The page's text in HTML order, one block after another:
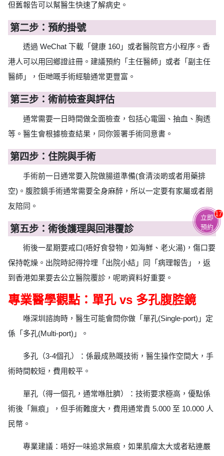
但舊報告可以幫醫生快速了解病史。
第二步：預約掛號
透過 WeChat 下載「健康 160」或者醫院官方小程序。香
港人可以用回鄉證註冊。建議預約「主任醫師」或者「副主任
醫師」，佢哋嘅手術經驗通常更豐富。
第三步：術前檢查與評估
通常需要一日時間做全面檢查，包括心電圖、抽血、胸透
等。醫生會根據檢查結果，同你簽署手術同意書。
第四步：住院與手術
手術前一日通常要入院做腸道準備(食清淡啲或者用藥排
空)。腹腔鏡手術通常需要全身麻醉，所以一定要有家屬或者朋
友陪同。
第五步：術後護理與回港覆診
術後一星期要戒口(唔好食發物，如海鮮、老火湯)，傷口要
保持乾燥。出院時記得拎埋「出院小結」同「病理報告」，返
到香港如果要去公立醫院覆診，呢啲資料好重要。
專業醫學觀點：單孔 vs 多孔腹腔鏡
喺深圳諮詢時，醫生可能會問你做「單孔(Single-port)」定
係「多孔(Multi-port)」。
多孔（3-4個孔）：係最成熟嘅技術，醫生操作空間大，手
術時間較短，費用較平。
單孔（得一個孔，通常喺肚臍）：技術要求極高，優點係
術後「無痕」，但手術難度大，費用通常貴 5.000 至 10.000 人
民幣。
專業建議：唔好一味追求無痕，如果肌瘤太大或者粘連嚴
立即
預約
17